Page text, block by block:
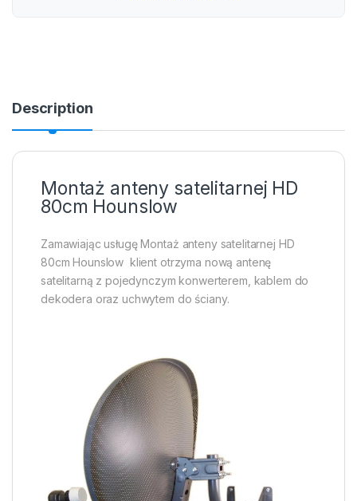
Description
Montaż anteny satelitarnej HD
80cm Hounslow
Zamawiając usługę Montaż anteny satelitarnej HD
80cm Hounslow klient otrzyma nową antenę
satelitarną z pojedynczym konwerterem, kablem do
dekodera oraz uchwytem do ściany.